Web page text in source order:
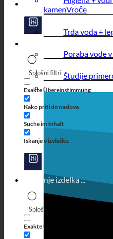
Splošni filtri
Exakte Übereinstimmung
Kako priti do naslova
Suche im Inhalt
Iskanje v izvlečku
Splošni filtri
Exakte Übereinstimmung
kamen
Trda voda +
Poraba vode
Študije